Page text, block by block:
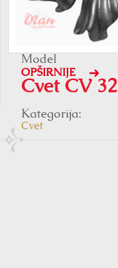
Model
Cvet CV 32
Kategorija:
Cvet
OPŠIRNIJE